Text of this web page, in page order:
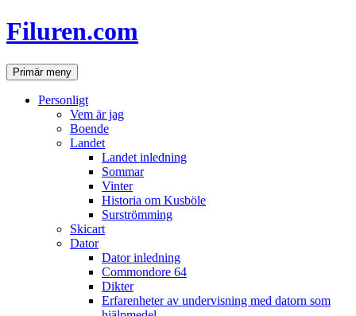
Hoppa
till
Filuren.com
SökPrimär meny
Personligt
Vem är jag
Boende
Landet
Landet inledning
Sommar
Vinter
Historia om Kusböle
Surströmming
Skicart
Dator
Dator inledning
Commondore 64
Dikter
Erfarenheter av undervisning med datorn som